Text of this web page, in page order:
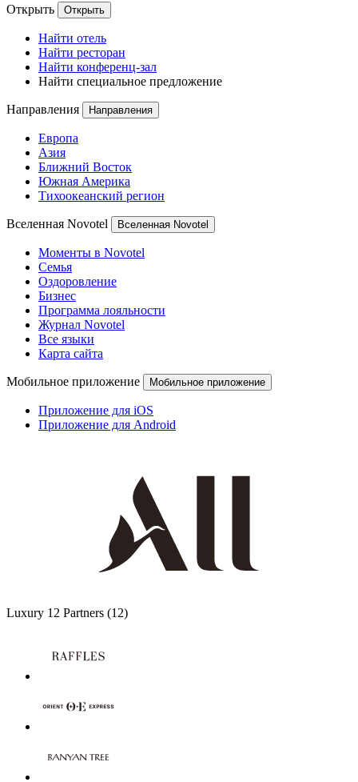
Открыть Открыть
Найти отель
Найти ресторан
Найти конференц-зал
Найти специальное предложение
Направления Направления
Европа
Азия
Ближний Восток
Южная Америка
Тихоокеанский регион
Вселенная Novotel Вселенная Novotel
Моменты в Novotel
Семья
Оздоровление
Бизнес
Программа лояльности
Журнал Novotel
Все языки
Карта сайта
Мобильное приложение Мобильное приложение
Приложение для iOS
Приложение для Android
Luxury 12 Partners (12)